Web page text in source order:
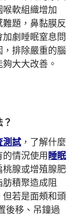
軟組織增加
題，鼻黏膜反
劇睡眠窒息問
排除嚴重的腦
大大改善。
測試 ，了解什麼
情況使用 睡眠
桃腺或增殖腺肥
積聚造成阻
若是面頰和頭
後移、吊鐘過